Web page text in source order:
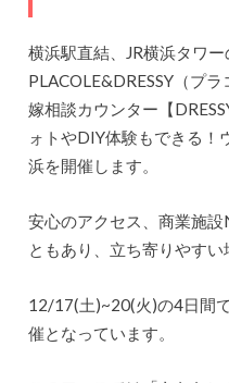
横浜駅直結、JR横浜タワー
PLACOLE&DRESSY（プ
嫁相談カウンター【
ォトやDIY体験もできる！
浜を開催します。
安心のアクセス、商業施
ともあり、立ち寄りやすい
12/17(土)~20(火)の4日間
催となっています。